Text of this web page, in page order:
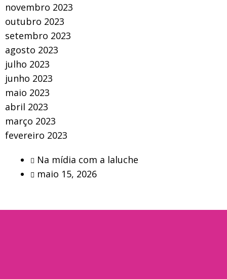
novembro 2023
outubro 2023
setembro 2023
agosto 2023
julho 2023
junho 2023
maio 2023
abril 2023
março 2023
fevereiro 2023
Na mídia com a laluche
maio 15, 2026